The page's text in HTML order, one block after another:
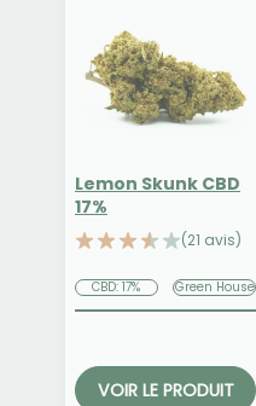
Lemon Skunk CBD
17%
(21 avis)
CBD: 17% Green House
VOIR LE PRODUIT